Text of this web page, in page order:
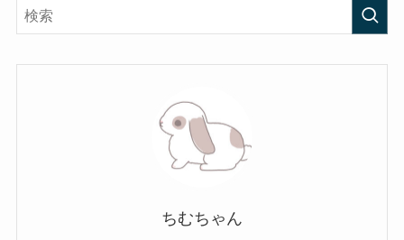
ちむちゃん